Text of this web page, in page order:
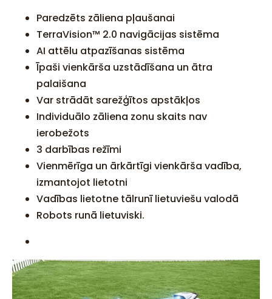
Paredzēts zāliena pļaušanai
TerraVision™ 2.0 navigācijas sistēma
AI attēlu atpazīšanas sistēma
Īpaši vienkārša uzstādīšana un ātra
palaišana
Var strādāt sarežģītos apstākļos
Individuālo zāliena zonu skaits nav
ierobežots
3 darbības režīmi
Vienmērīga un ārkārtīgi vienkārša vadība,
izmantojot lietotni
Vadības lietotne tālrunī lietuviešu valodā
Robots runā lietuviski.